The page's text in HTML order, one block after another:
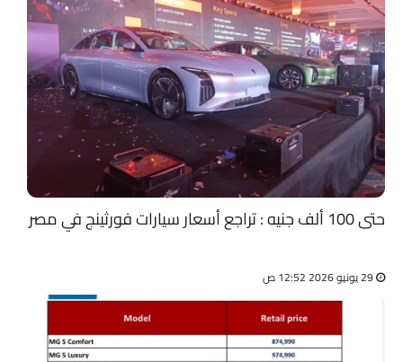
حتى 100 ألف جنيه : تراجع أسعار سيارات فورثينج في مصر